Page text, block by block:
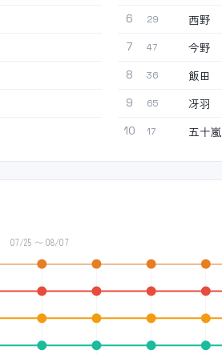
6 29 西野
7 47 今野
8 36 飯田
9 65 冴羽
10 17 五十嵐
07/25 〜 08/07